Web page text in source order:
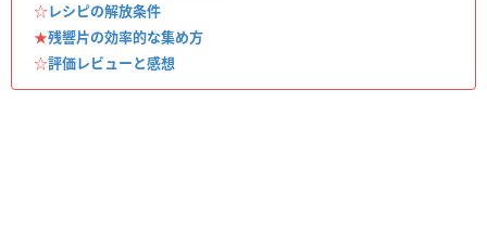
☆レシピの解放条件
★残響片の効率的な集め方
☆評価レビューと感想